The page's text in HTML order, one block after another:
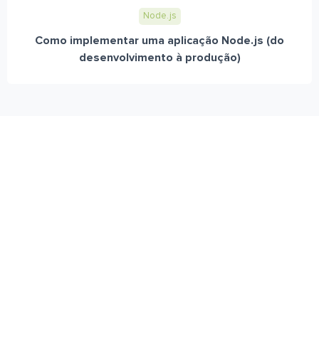
Node.js
Como implementar uma aplicação Node.js (do
desenvolvimento à produção)